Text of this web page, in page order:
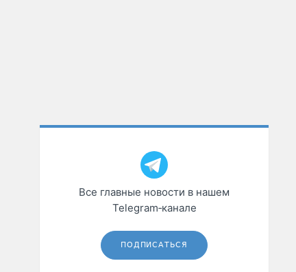
Все главные новости в нашем
Telegram‑канале
ПОДПИСАТЬСЯ